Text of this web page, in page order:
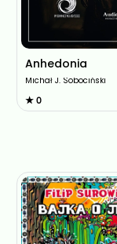
Anhedonia
Michał J. Sobociński
★ 0